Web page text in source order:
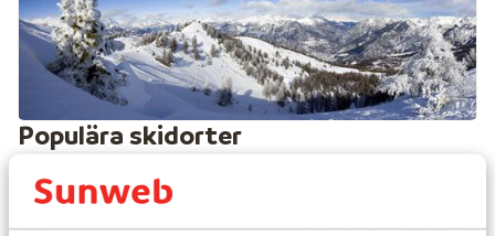
Skidresor till La Forêt Blanche erbjuder skidåkning på
2200 meters höjd och oavsett var du befinner dig i
området så är utsikten helt fantastisk. Klimatet här är
torrt och kallt, vilket betyder att snön faller i korta
intensiva perioder och därför hör färsk pudersnö till
längdskidåkning i vacker miljö eller fart och spänning
så har detta område något för dig. La Forêt Blanche har
Populära skidorter